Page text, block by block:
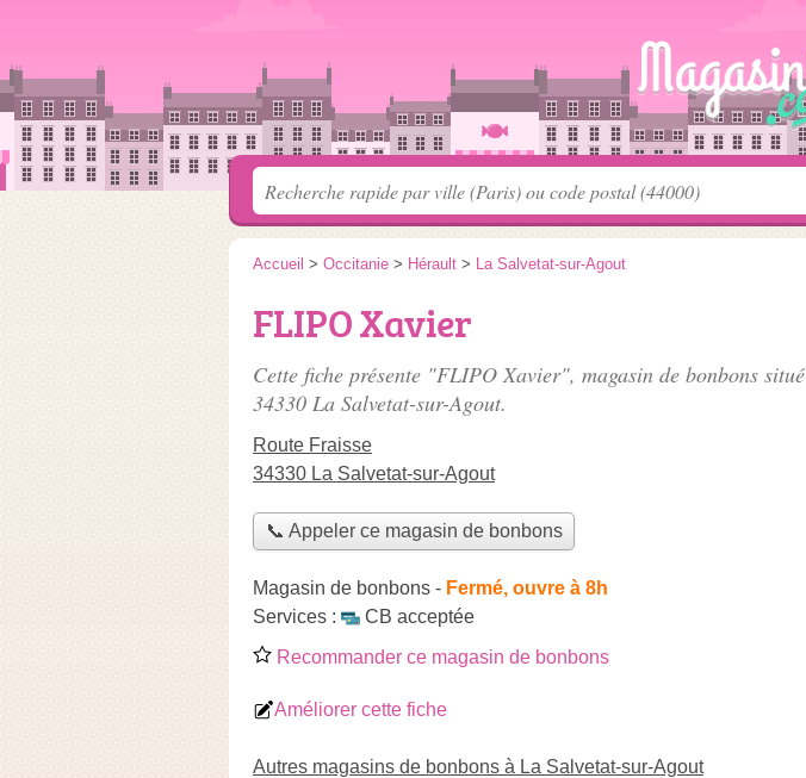
Accueil > Occitanie > Hérault > La Salvetat-sur-Agout
FLIPO Xavier
Cette fiche présente "FLIPO Xavier", magasin de bonbons situé
34330 La Salvetat-sur-Agout.
Route Fraisse
34330 La Salvetat-sur-Agout
📞 Appeler ce magasin de bonbons
Magasin de bonbons - Fermé, ouvre à 8h
Services :
CB acceptée
Recommander ce magasin de bonbons
Améliorer cette fiche
Autres magasins de bonbons à La Salvetat-sur-Agout